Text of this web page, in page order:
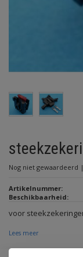
Nog niet gewaardeerd |
Artikelnummer:
Beschikbaarheid:
voor
Lees meer